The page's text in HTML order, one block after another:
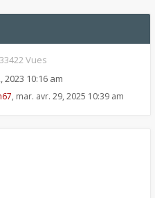
Vues
2023 10:16 am
, mar. avr. 29, 2025 10:39 am